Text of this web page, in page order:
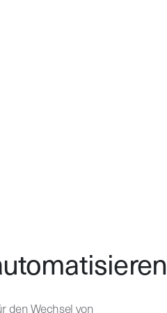
den Wechsel von